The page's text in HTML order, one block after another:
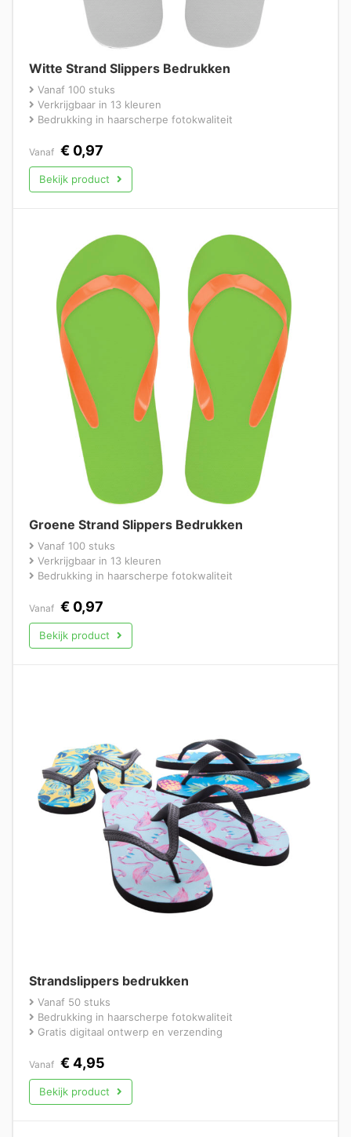
Witte Strand Slippers Bedrukken
Vanaf 100 stuks
Verkrijgbaar in 13 kleuren
Bedrukking in haarscherpe fotokwaliteit
Vanaf € 0,97
Bekijk product
Groene Strand Slippers Bedrukken
Vanaf 100 stuks
Verkrijgbaar in 13 kleuren
Bedrukking in haarscherpe fotokwaliteit
Vanaf € 0,97
Bekijk product
Strandslippers bedrukken
Vanaf 50 stuks
Bedrukking in haarscherpe fotokwaliteit
Gratis digitaal ontwerp en verzending
Vanaf €4,95
Bekijk product